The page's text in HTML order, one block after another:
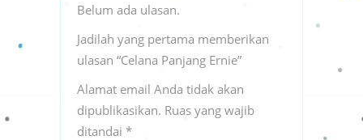
Belum ada ulasan.
Jadilah yang pertama memberikan
ulasan “Celana Panjang Ernie”
Alamat email Anda tidak akan
dipublikasikan. Ruas yang wajib
ditandai *